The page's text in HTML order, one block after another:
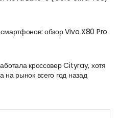
обзор Vivo X80 Pro
кроссовер Cityray, хотя
рынок всего год назад